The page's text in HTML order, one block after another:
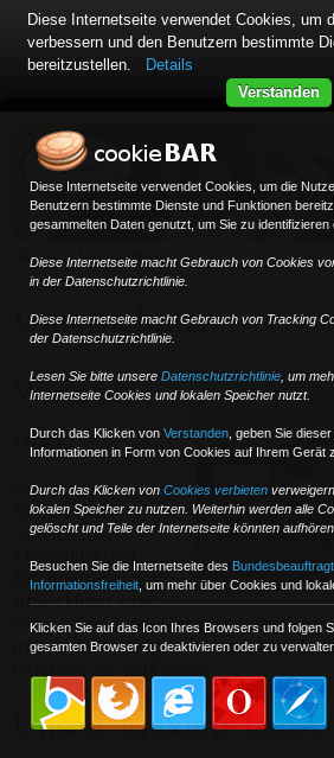
Home »Unternehmen
Unternehmen
Wir über
uns
von unserem
Speditionen-
Service, der
Flexibilität und
Erfahrung bei der
Abwicklung Ihrer
eiligen Sendung. Gerne unterbreiten
individuelles Angebot. Unser
Unsere Maxime lautet...
Diese Internetseite verwendet Cookies, um die
Benutzern bestimmte Dienste und Funktionen
gesammelten Daten genutzt, um Sie zu identifizieren
Diese Internetseite macht Gebrauch von Cookies
in der Datenschutzrichtlinie.
Diese Internetseite macht Gebrauch von Tracking
der Datenschutzrichtlinie.
Lesen Sie bitte unsere Datenschutzrichtlinie , um
Internetseite Cookies und lokalen Speicher nutzt.
Durch das Klicken von Verstanden geben Sie dieser
Informationen in Form von Cookies auf Ihrem Gerät
Durch das Klicken von Cookies verbieten
lokalen Speicher zu nutzen. Weiterhin werden alle
gelöscht und Teile der Internetseite könnten
Besuchen Sie die Internetseite des
Informationsfreiheit , um mehr über Cookies und
Klicken Sie auf das Icon Ihres Browsers und folgen
gesamten Browser zu deaktivieren oder zu
Diese Internetseite verwendet Cookies, um
verbessern und den Benutzern bestimmte
bereitzustellen.
Details
Verstanden